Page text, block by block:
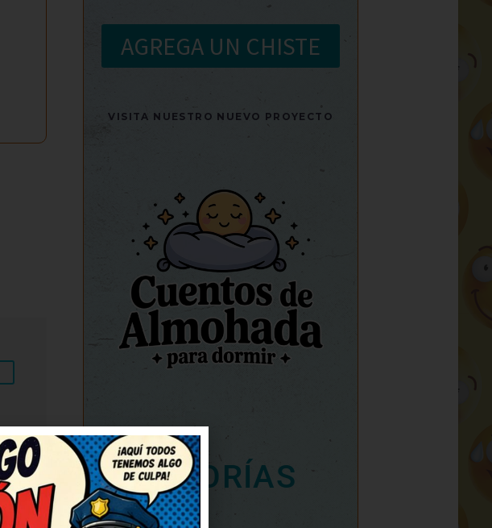
AGREGA UN CHISTE
VISITA NUESTRO NUEVO PROYECTO
CATEGORÍAS